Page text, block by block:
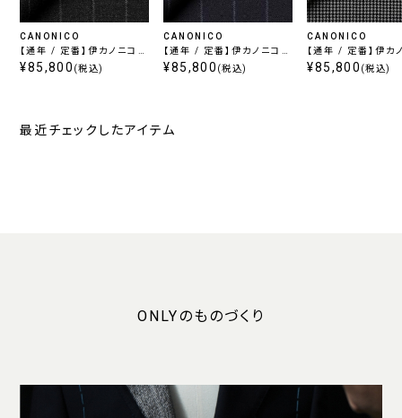
CANONICO
【通年 / 定番】伊カノニコ
スーパー110's / チャコー
¥85,800 (税込)
CANONICO
【通年 / 定番】伊カノニコ
スーパー110's / ネイビー
¥85,800 (税込)
CANONICO
【通年 / 定番】伊カ
スーパー110's / ラ
¥85,800 (税込)
最近チェックしたアイテム
ONLYのものづくり